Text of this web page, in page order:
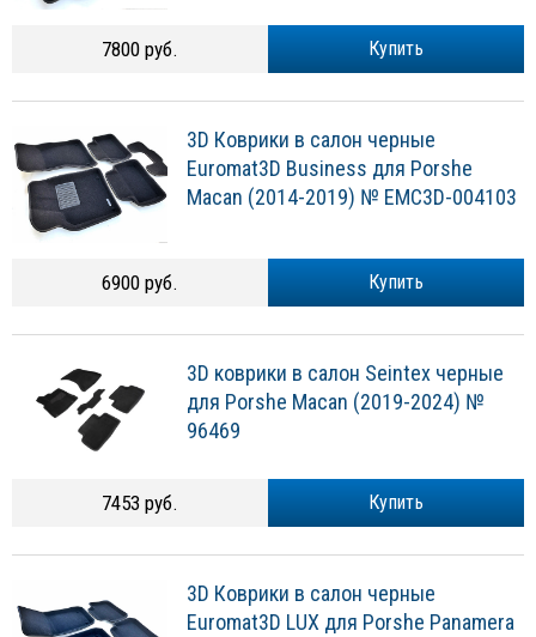
Купить
7800 руб.
3D Коврики в салон черные
Euromat3D Business для Porshe
Macan (2014-2019) № EMC3D-004103
Купить
6900 руб.
3D коврики в салон Seintex черные
для Porshe Macan (2019-2024) №
96469
Купить
7453 руб.
3D Коврики в салон черные
Euromat3D LUX для Porshe Panamera